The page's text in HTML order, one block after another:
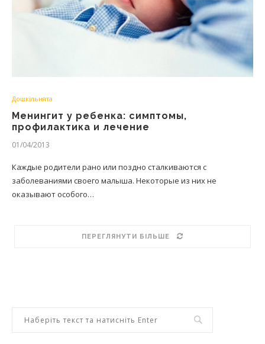
Дошкільнята
Менингит у ребенка: симптомы,
профилактика и лечение
01/04/2013
Каждые родители рано или поздно сталкиваются с
заболеваниями своего малыша. Некоторые из них не
оказывают особого…
ПЕРЕГЛЯНУТИ БІЛЬШЕ